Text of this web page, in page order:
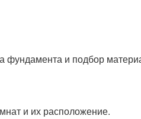
фундамента и подбор
и их расположение.